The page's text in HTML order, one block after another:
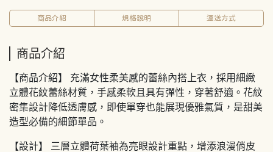
商品介紹 規格說明 運送方式
商品介紹
【商品介紹】 充滿女性柔美感的蕾絲內搭上衣，採用細緻
立體花紋蕾絲材質，手感柔軟且具有彈性，穿著舒適。花紋
密集設計降低透膚感，即使單穿也能展現優雅氣質，是甜美
造型必備的細節單品。
【設計】 三層立體荷葉袖為亮眼設計重點，增添浪漫俏皮